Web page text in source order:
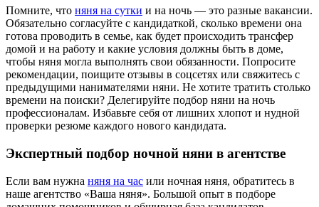
Помните, что няня на сутки и на ночь — это разные вакансии.
Обязательно согласуйте с кандидаткой, сколько времени она
готова проводить в семье, как будет происходить трансфер
домой и на работу и какие условия должны быть в доме,
чтобы няня могла выполнять свои обязанности. Попросите
рекомендации, поищите отзывы в соцсетях или свяжитесь с
предыдущими нанимателями няни. Не хотите тратить столько
времени на поиски? Делегируйте подбор няни на ночь
профессионалам. Избавьте себя от лишних хлопот и нудной
проверки резюме каждого нового кандидата.
Экспертный подбор ночной няни в агентстве
Если вам нужна няня на час или ночная няня, обратитесь в
наше агентство «Ваша няня». Большой опыт в подборе